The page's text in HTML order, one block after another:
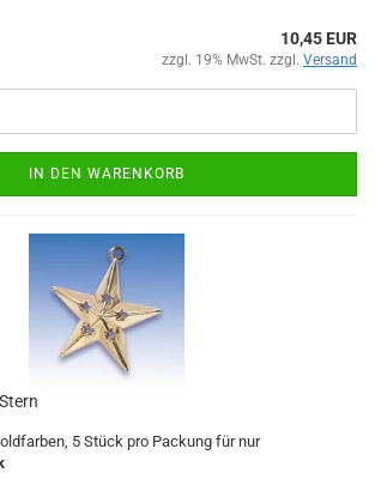
10,45 EUR
zzgl. 19% MwSt. zzgl. Versand
IN DEN WARENKORB
5 Stück pro Packung für nur